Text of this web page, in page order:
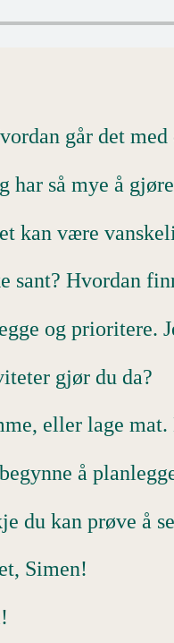
går det med
så mye å
kan være
sant? Hvordan
og prioritere.
gjør du da?
eller lage
å
du kan prøve å
Simen!